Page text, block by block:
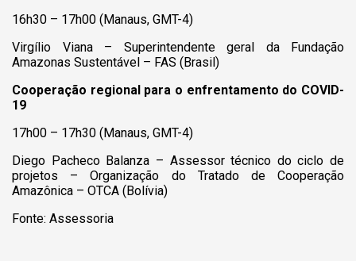
16h30 – 17h00 (Manaus, GMT-4)
Virgílio Viana – Superintendente geral da Fundação
Amazonas Sustentável – FAS (Brasil)
Cooperação regional para o enfrentamento do COVID-
19
17h00 – 17h30 (Manaus, GMT-4)
Diego Pacheco Balanza – Assessor técnico do ciclo de
projetos – Organização do Tratado de Cooperação
Amazônica – OTCA (Bolívia)
Fonte: Assessoria